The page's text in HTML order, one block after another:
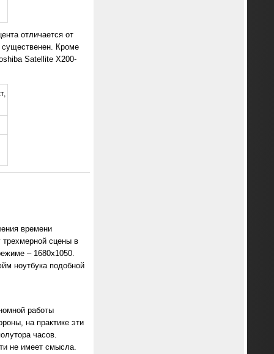
отличается от
Кроме
Satellite X200-
времени
трехмерной сцены в
– 1680х1050.
ноутбука подобной
работы
на практике эти
часов.
не имеет смысла.